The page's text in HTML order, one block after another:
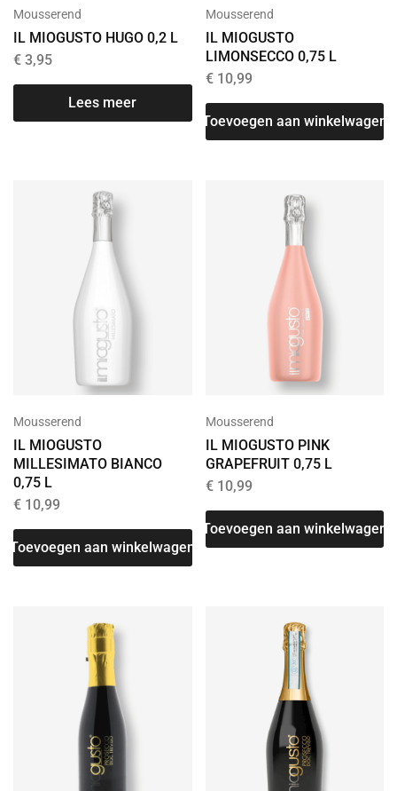
Mousserend
IL MIOGUSTO HUGO 0,2 L
€ 3,95
Lees meer
Mousserend
IL MIOGUSTO
LIMONSECCO 0,75 L
€10,99
Toevoegen aan winkelwagen
Mousserend
IL MIOGUSTO
MILLESIMATO BIANCO
0,75 L
€ 10,99
Toevoegen aan winkelwagen
Mousserend
IL MIOGUSTO PINK
GRAPEFRUIT 0,75 L
€10,99
Toevoegen aan winkelwagen